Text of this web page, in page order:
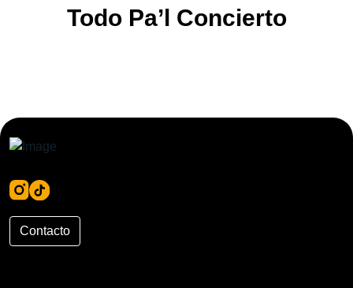
Todo Pa’l Concierto
Contacto